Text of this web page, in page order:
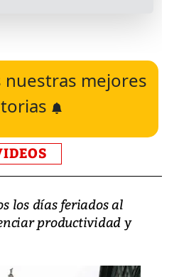
nuestras mejores
los días feriados al
productividad y